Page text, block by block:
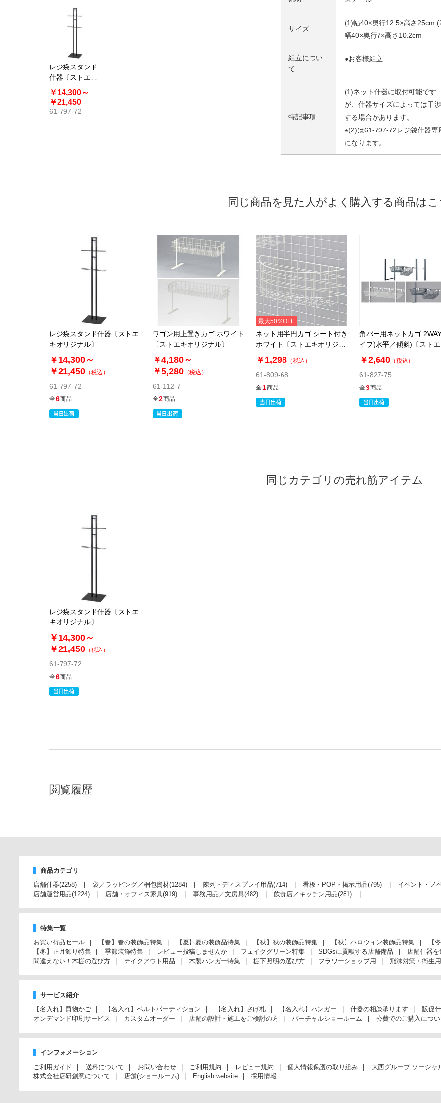
レジ袋スタンド
什器〔ストエキ
オリジナル〕
￥14,300～
￥21,450
61-797-72
サイズ
(1)幅40×奥行12.5×高さ25cm
幅40×奥行7×高さ10.2cm
組立につい
て
●お客様組立
特記事項
(1)ネット什器に取付可能です
が、什器サイズによっては干渉
する場合があります。
※(2)は61-797-72レジ袋什器専
になります。
同じ商品を見た人がよく購入する商品はこ
レジ袋スタンド什器〔ストエ
キオリジナル〕
￥14,300～
￥21,450 （税込）
61-797-72
全6商品
ワゴン用上置きカゴ ホワイト
〔ストエキオリジナル〕
￥4,180～
￥5,280 （税込）
61-112-7
全2商品
最大50％OFF
ネット用半円カゴ シート付き
ホワイト〔ストエキオリジナ
ル〕
￥1,298 （税込）
61-809-68
全1商品
角バー用ネットカゴ
イプ(水平／傾斜)〔ストエ
オリジナル〕
￥2,640 （税込）
61-827-75
全3商品
同じカテゴリの売れ筋アイテム
レジ袋スタンド什器〔ストエ
キオリジナル〕
￥14,300～
￥21,450 （税込）
61-797-72
全6商品
閲覧履歴
商品カテゴリ
店舗什器(2258) 袋／ラッピング／梱包資材(1284) 陳列・ディスプレイ用品(714) 看板・POP・掲示用品(795) イベント・ノ
店舗運営用品(1224) 店舗・オフィス家具(919) 事務用品／文房具(482) 飲食店／キッチン用品(281)
特集一覧
お買い得品セール
【春】春の装飾品特集 【夏】夏の装飾品特集 【秋】秋の装飾品特集 【秋】ハロウィン装飾品特集 【
【冬】正月飾り特集
季節装飾特集 レビュー投稿しませんか フェイクグリーン特集 SDGsに貢献する店舗備品 店舗什器を
間違えない！木棚の選び方
テイクアウト用品 木製ハンガー特集 棚下照明の選び方 フラワーショップ用 飛沫対策・衛生
サービス紹介
【名入れ】買物かご
【名入れ】ベルトパーティション 【名入れ】さげ札 【名入れ】ハンガー 什器の相談承ります 販促
オンデマンド印刷サービス
カスタムオーダー 店舗の設計・施工をご検討の方 バーチャルショールーム 公費でのご購入につい
インフォメーション
ご利用ガイド
送料について お問い合わせ ご利用規約 レビュー規約 個人情報保護の取り組み 大西グループ ソーシャ
株式会社店研創意について
店舗(ショールーム) English website 採用情報